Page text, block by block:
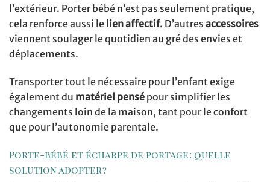
l’extérieur. Porter bébé n’est pas seulement pratique,
cela renforce aussi le lien affectif. D’autres accessoires
viennent soulager le quotidien au gré des envies et
déplacements.
Transporter tout le nécessaire pour l’enfant exige
également du matériel pensé pour simplifier les
changements loin de la maison, tant pour le confort
que pour l’autonomie parentale.
Porte-bébé et écharpe de portage : quelle
solution adopter ?